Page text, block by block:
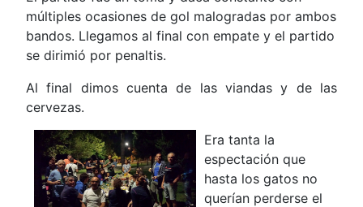
múltiples ocasiones de gol malogradas por ambos
bandos. Llegamos al final con empate y el partido
se dirimió por penaltis.
Al final dimos cuenta de las viandas y de las
cervezas.
Era tanta la
espectación que
hasta los gatos no
querían perderse el